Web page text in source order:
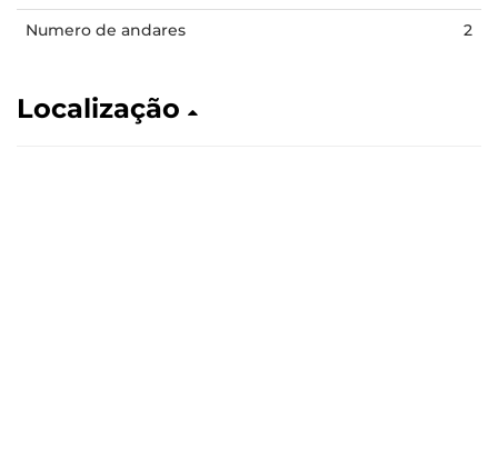
Numero de andares 2
Localização